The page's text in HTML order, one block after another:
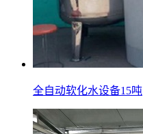
全自动软化水设备15吨